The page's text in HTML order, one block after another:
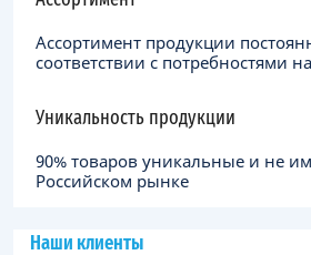
Ассортимент продукции
соответствии с потребностями
Уникальность продукции
90% товаров уникальные и не
Российском рынке
Наши клиенты